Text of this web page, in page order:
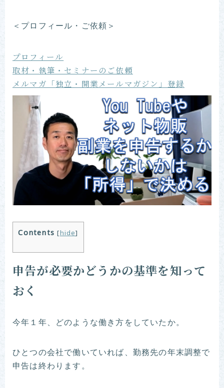
＜プロフィール・ご依頼＞
プロフィール
取材・執筆・セミナーのご依頼
メルマガ「独立・開業メールマガジン」登録
Contents [hide]
申告が必要かどうかの基準を知って
おく
今年１年、どのような働き方をしていたか。
ひとつの会社で働いていれば、勤務先の年末調整で
申告は終わります。